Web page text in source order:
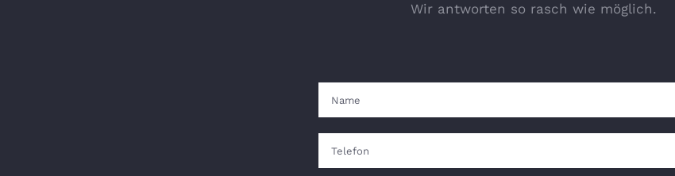
Wir antworten so rasch wie möglich.